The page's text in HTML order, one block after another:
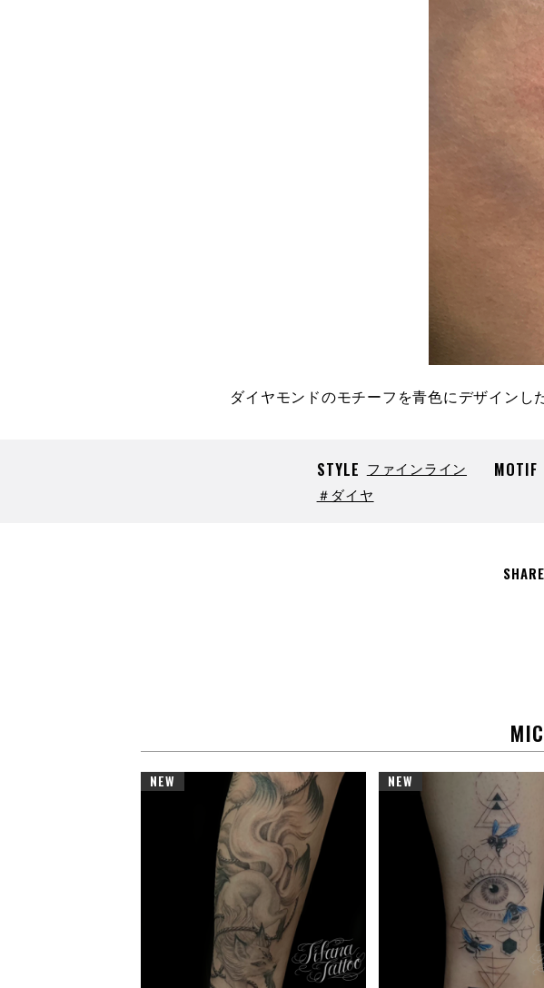
ダイヤモンドのモチーフを青色にデザインし
STYLE ファインライン MOTIF
＃ダイヤ
SHARE
NEW NEW